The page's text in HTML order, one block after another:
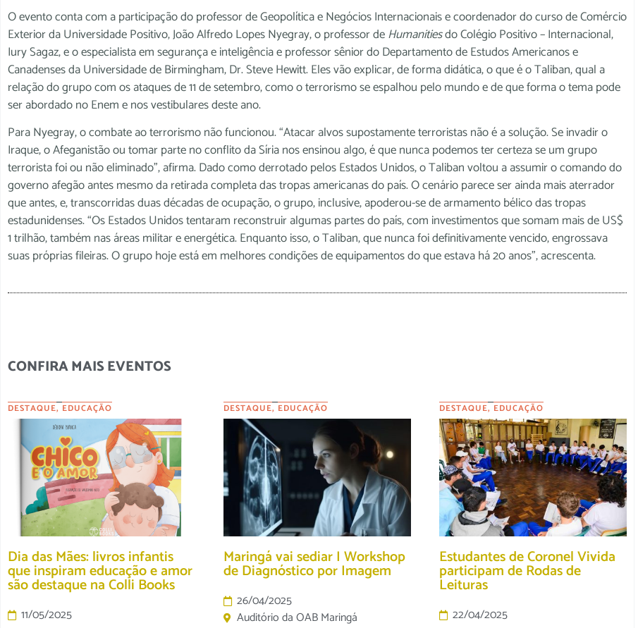
O evento conta com a participação do professor de Geopolítica e Negócios Internacionais e coordenador do curso de Comércio
Exterior da Universidade Positivo, João Alfredo Lopes Nyegray, o professor deHumanitiesdo Colégio Positivo – Internacional,
Iury Sagaz, e o especialista em segurança e inteligência e professor sênior do Departamento de Estudos Americanos e
Canadenses da Universidade de Birmingham, Dr. Steve Hewitt. Eles vão explicar, de forma didática, o que é o Taliban, qual a
relação do grupo com os ataques de 11 de setembro, como o terrorismo se espalhou pelo mundo e de que forma o tema pode
ser abordado no Enem e nos vestibulares deste ano.
Para Nyegray, o combate ao terrorismo não funcionou. “Atacar alvos supostamente terroristas não é a solução. Se invadir o
Iraque, o Afeganistão ou tomar parte no conflito da Síria nos ensinou algo, é que nunca podemos ter certeza se um grupo
terrorista foi ou não eliminado”, afirma. Dado como derrotado pelos Estados Unidos, o Taliban voltou a assumir o comando do
governo afegão antes mesmo da retirada completa das tropas americanas do país. O cenário parece ser ainda mais aterrador
que antes, e, transcorridas duas décadas de ocupação, o grupo, inclusive, apoderou-se de armamento bélico das tropas
estadunidenses. “Os Estados Unidos tentaram reconstruir algumas partes do país, com investimentos que somam mais de US$
1 trilhão, também nas áreas militar e energética. Enquanto isso, o Taliban, que nunca foi definitivamente vencido, engrossava
suas próprias fileiras. O grupo hoje está em melhores condições de equipamentos do que estava há 20 anos”, acrescenta.
CONFIRA MAIS EVENTOS
DESTAQUE, EDUCAÇÃO
Dia das Mães: livros infantis
que inspiram educação e amor
são destaque na Colli Books
11/05/2025
DESTAQUE, EDUCAÇÃO
Maringá vai sediar I Workshop
de Diagnóstico por Imagem
26/04/2025
Auditório da OAB Maringá
DESTAQUE, EDUCAÇÃO
Estudantes de Coronel Vivida
participam de Rodas de
Leituras
22/04/2025